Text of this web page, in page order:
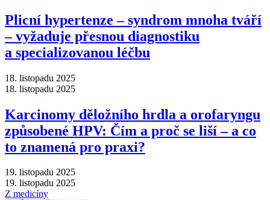
Plicní hypertenze –⁠ syndrom mnoha tváří
–⁠ vyžaduje přesnou diagnostiku
a specializovanou léčbu
18. listopadu 2025
18. listopadu 2025
Karcinomy děložního hrdla a orofaryngu
způsobené HPV: Čím a proč se liší –⁠ a co
to znamená pro praxi?
19. listopadu 2025
19. listopadu 2025
Z medicíny